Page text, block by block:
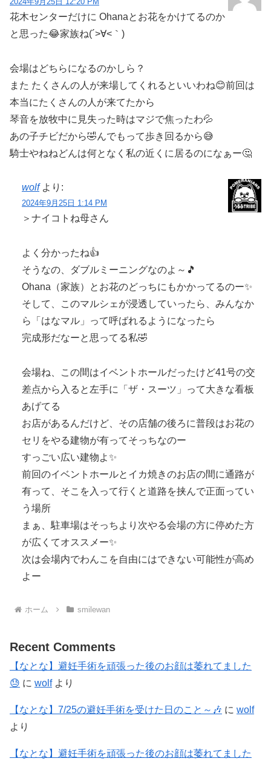
花木センターだけに Ohanaとお花をかけてるのか
と思った😂家族ね(´>∀<｀)ゝ
会場はどちらになるのかしら？
また たくさんの人が来場してくれるといいわね😊前回は
本当にたくさんの人が来てたから
琴音を放牧中に見失った時はマジで焦ったわ💦
あの子チビだから🤣んでもって歩き回るから😅‪‪
騎士やねねどんは何となく私の近くに居るのになぁー🤔
wolf より:
2024年9月25日 1:14 PM
＞ナイコトね母さん
よく分かったね👍
そうなの、ダブルミーニングなのよ～🎵
Ohana（家族）とお花のどっちにもかかってるのー✨
そして、このマルシェが浸透していったら、みんなか
ら「はなマル」って呼ばれるようになったら
完成形だなーと思ってる私🤣
会場ね、この間はイベントホールだったけど41号の交
差点から入ると左手に「ザ・スーツ」って大きな看板
あげてる
お店があるんだけど、その店舗の後ろに普段はお花の
セリをやる建物が有ってそっちなのー
すっごい広い建物よ✨
前回のイベントホールとイカ焼きのお店の間に通路が
有って、そこを入って行くと道路を挟んで正面ってい
う場所
まぁ、駐車場はそっちより次やる会場の方に停めた方
が広くてオススメー✨
次は会場内でわんこを自由にはできない可能性が高め
よー
ホーム smilewan
Recent Comments
【なとな】避妊手術を頑張った後のお顔は萎れてました
😓 に wolfより
【なとな】7/25の避妊手術を受けた日のこと～🎶 に wolf
より
【なとな】避妊手術を頑張った後のお顔は萎れてました